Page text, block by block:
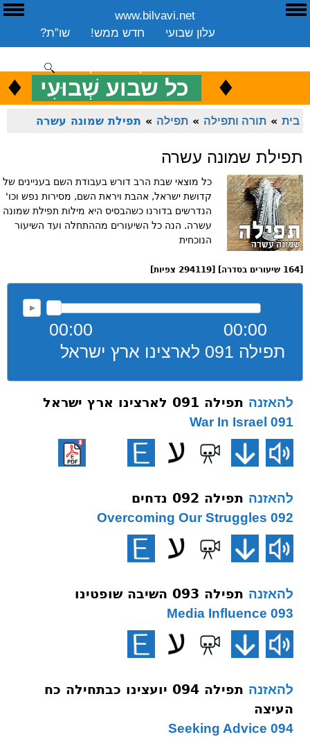
www.bilvavi.net
שו”ת?
חדש ממש!
עלון שבועי
שיעורים שבועי
ספרים
ארכיון
סקירה כללית
ENGLISH ♦ כל שבוע שְׁבוּעִי ♦
בית » תורה ותפילה » תפילה » תפילת שמונה עשרה
תפילת שמונה עשרה
כל מוצאי שבת הרב דורש בעבודת השם בעניינים של
קדושת ישראל, אהבת ויראת השם, מסירות נפש וכו'
הנדרשים בדורנו כשהבסיס היא מילות תפילת שמונה
עשרה. הנה כל השיעורים מההתחלה ועד השיעור
הנוכחית
00:00
00:00
תפילה 091 לארצינו ארץ ישראל
להאזנה תפילה 091 לארצינו ארץ ישראל
091 War In Israel
להאזנה תפילה 092 נדחים
092 Overcoming Our Struggles
להאזנה תפילה 093 השיבה שופטינו
093 Media Influence
להאזנה
תפילה 094 יועצינו כבתחילה כח
העיצה
094 Seeking Advice